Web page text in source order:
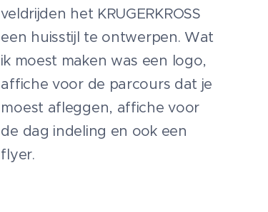
veldrijden het KRUGERKROSS
een huisstijl te ontwerpen. Wat
ik moest maken was een logo,
affiche voor de parcours dat je
moest afleggen, affiche voor
de dag indeling en ook een
flyer.